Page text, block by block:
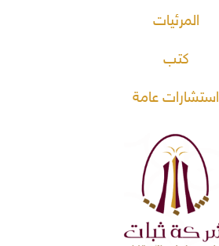
المرئيات
كتب
استشارات عامة